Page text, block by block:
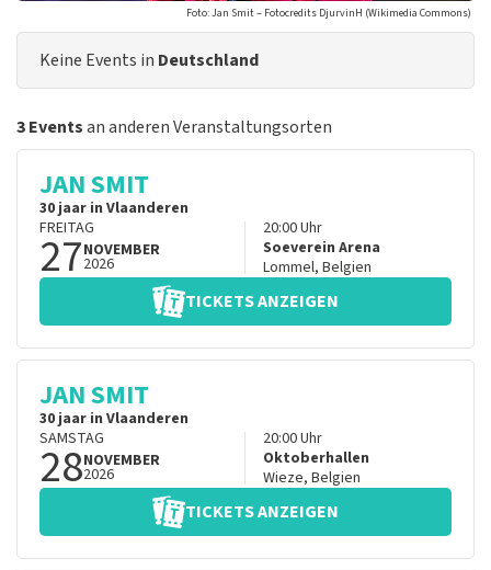
Foto: Jan Smit – Fotocredits DjurvinH (Wikimedia Commons)
Keine Events in Deutschland
3 Eventsan anderen Veranstaltungsorten
JAN SMIT
30 jaar in Vlaanderen
FREITAG
27NOVEMBER
2026
20:00Uhr
Soeverein Arena
Lommel, Belgien
TICKETS ANZEIGEN
JAN SMIT
30 jaar in Vlaanderen
SAMSTAG
28NOVEMBER
2026
20:00Uhr
Oktoberhallen
Wieze, Belgien
TICKETS ANZEIGEN